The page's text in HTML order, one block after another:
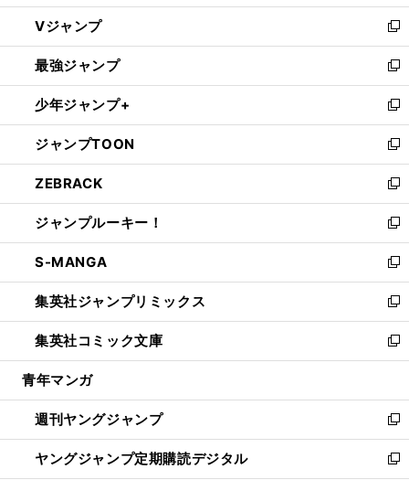
ウ
ィ
ン
ド
ウ
で
開
く
し
い
ウ
ィ
ン
ド
ウ
で
開
く
Vジャンプ
新
し
い
ウ
ィ
ン
ド
ウ
で
開
く
最強ジャンプ
新
し
い
ウ
ィ
ン
ド
ウ
で
開
く
少年ジャンプ+
新
し
い
ウ
ィ
ン
ド
ウ
で
開
く
ジャンプTOON
新
し
い
ウ
ィ
ン
ド
ウ
で
開
く
ZEBRACK
新
し
い
ウ
ィ
ン
ド
ウ
で
開
ジャンプルーキー！
新
し
い
ウ
ィ
ン
ド
ウ
開
く
S-MANGA
新
し
い
ウ
ィ
ン
ウ
で
開
く
集英社ジャンプリミックス
新
し
い
ウ
ン
ド
ウ
で
集英社コミック文庫
新
し
ウ
ィ
ン
ド
青年マンガ
週刊ヤングジャンプ
新
し
い
ヤングジャンプ定期購読デジタル
新